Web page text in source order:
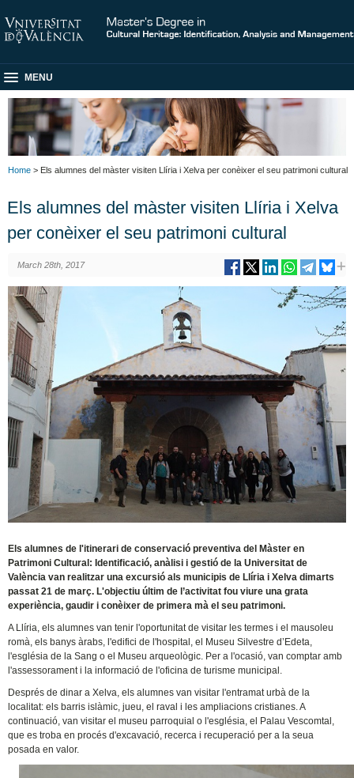
MENU
Home > Els alumnes del màster visiten Llíria i Xelva per conèixer el seu patrimoni cultural
Els alumnes del màster visiten Llíria i Xelva
per conèixer el seu patrimoni cultural
March 28th, 2017
Els alumnes de l'itinerari de conservació preventiva del Màster en
Patrimoni Cultural: Identificació, anàlisi i gestió de la Universitat de
València van realitzar una excursió als municipis de Llíria i Xelva dimarts
passat 21 de març. L'objectiu últim de l’activitat fou viure una grata
experiència, gaudir i conèixer de primera mà el seu patrimoni.
A Llíria, els alumnes van tenir l'oportunitat de visitar les termes i el mausoleu
romà, els banys àrabs, l'edifici de l'hospital, el Museu Silvestre d’Edeta,
l'església de la Sang o el Museu arqueològic. Per a l'ocasió, van comptar amb
l'assessorament i la informació de l'oficina de turisme municipal.
Després de dinar a Xelva, els alumnes van visitar l'entramat urbà de la
localitat: els barris islàmic, jueu, el raval i les ampliacions cristianes. A
continuació, van visitar el museu parroquial o l'església, el Palau Vescomtal,
que es troba en procés d'excavació, recerca i recuperació per a la seua
posada en valor.